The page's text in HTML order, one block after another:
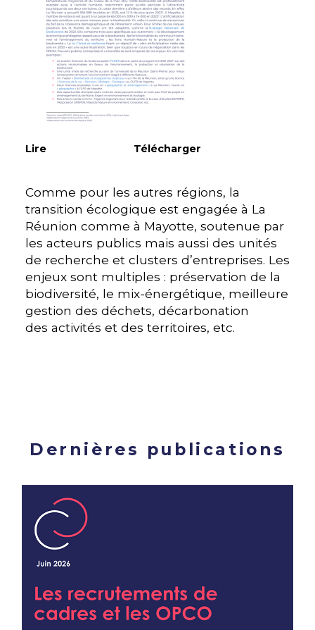
Lire Télécharger
Comme pour les autres régions, la
transition écologique est engagée à La
Réunion comme à Mayotte, soutenue par
les acteurs publics mais aussi des unités
de recherche et clusters d’entreprises. Les
enjeux sont multiples : préservation de la
biodiversité, le mix-énergétique, meilleure
gestion des déchets, décarbonation
des activités et des territoires, etc.
Dernières publications